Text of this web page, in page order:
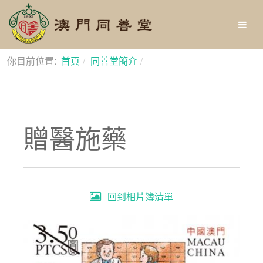
你目前位置: 首頁 同善堂簡介
贈醫施藥
回到相片簿清單